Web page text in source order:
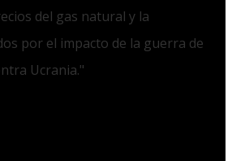
del gas natural y la
por el impacto de la guerra de
Ucrania."